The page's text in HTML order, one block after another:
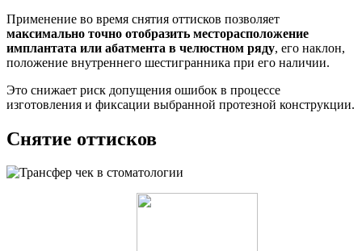
Применение во время снятия оттисков позволяет
максимально точно отобразить месторасположение
имплантата или абатмента в челюстном ряду, его наклон,
положение внутреннего шестигранника при его наличии.
Это снижает риск допущения ошибок в процессе
изготовления и фиксации выбранной протезной конструкции.
Снятие оттисков